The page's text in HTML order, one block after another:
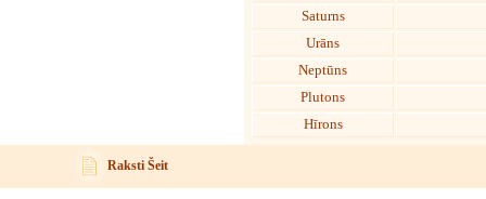
Saturns
Urāns
Neptūns
Plutons
Hīrons
Raksti Šeit